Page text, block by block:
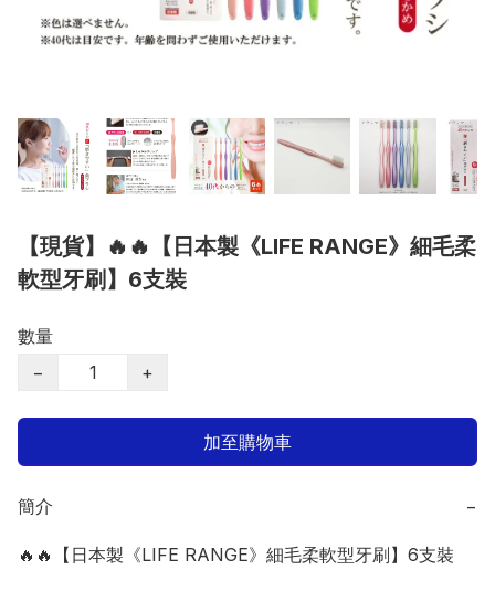
【現貨】🔥🔥【日本製《LIFE RANGE》細毛柔
軟型牙刷】6支裝
數量
−
+
加至購物車
簡介 −
🔥🔥【日本製《LIFE RANGE》細毛柔軟型牙刷】6支裝